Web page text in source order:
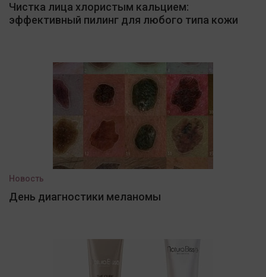
Чистка лица хлористым кальцием:
эффективный пилинг для любого типа кожи
Новость
День диагностики меланомы